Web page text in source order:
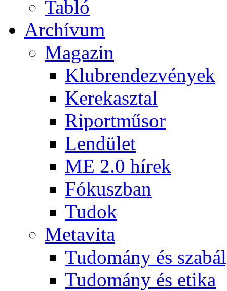
Tabló
Archívum
Magazin
Klubrendezvények
Kerekasztal
Riportműsor
Lendület
ME 2.0 hírek
Fókuszban
Tudok
Metavita
Tudomány és
Tudomány és etika